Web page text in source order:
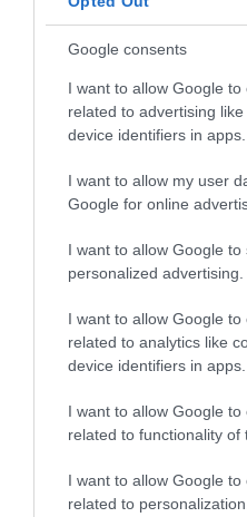
Google consents
I want to allow Google to
related to advertising
device identifiers in apps.
I want to allow my user
Google for online
I want to allow Google to
personalized advertising.
I want to allow Google to
related to analytics like
device identifiers in apps.
I want to allow Google to
related to functionality of
I want to allow Google to
related to personalization.